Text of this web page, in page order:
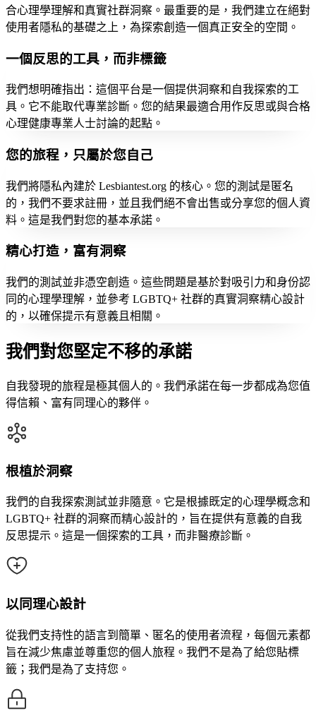
合心理學理解和真實社群洞察。最重要的是，我們建立在絕對
使用者隱私的基礎之上，為探索創造一個真正安全的空間。
一個反思的工具，而非標籤
我們想明確指出：這個平台是一個提供洞察和自我探索的工
具。它不能取代專業診斷。您的結果最適合用作反思或與合格
心理健康專業人士討論的起點。
您的旅程，只屬於您自己
我們將隱私內建於 Lesbiantest.org 的核心。您的測試是匿名
的，我們不要求註冊，並且我們絕不會出售或分享您的個人資
料。這是我們對您的基本承諾。
精心打造，富有洞察
我們的測試並非憑空創造。這些問題是基於對吸引力和身份認
同的心理學理解，並參考 LGBTQ+ 社群的真實洞察精心設計
的，以確保提示有意義且相關。
我們對您堅定不移的承諾
自我發現的旅程是極其個人的。我們承諾在每一步都成為您值
得信賴、富有同理心的夥伴。
根植於洞察
我們的自我探索測試並非隨意。它是根據既定的心理學概念和
LGBTQ+ 社群的洞察而精心設計的，旨在提供有意義的自我
反思提示。這是一個探索的工具，而非醫療診斷。
以同理心設計
從我們支持性的語言到簡單、匿名的使用者流程，每個元素都
旨在減少焦慮並尊重您的個人旅程。我們不是為了給您貼標
籤；我們是為了支持您。